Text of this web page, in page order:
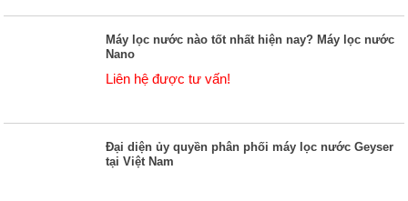
Máy lọc nước nào tốt nhất hiện nay? Máy lọc nước
Nano
Liên hệ được tư vấn!
Đại diện ủy quyền phân phối máy lọc nước Geyser
tại Việt Nam